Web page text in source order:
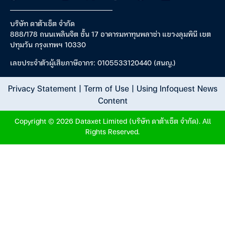
บริษัท ดาต้าเซ็ต จำกัด
888/178 ถนนเพลินจิต ชั้น 17 อาคารมหาทุนพลาซ่า แขวงลุมพินี เขต
ปทุมวัน กรุงเทพฯ 10330
เลขประจำตัวผู้เสียภาษีอากร: 0105533120440 (สนญ.)
Privacy Statement| Term of Use| Using Infoquest News
Content
Copyright © 2026 Dataxet Limited (บริษัท ดาต้าเซ็ต จำกัด). All
Rights Reserved.